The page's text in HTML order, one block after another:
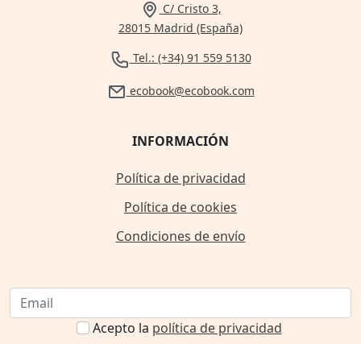
C/ Cristo 3,
28015 Madrid (España)
Tel.: (+34) 91 559 5130
ecobook@ecobook.com
INFORMACIÓN
Política de privacidad
Política de cookies
Condiciones de envío
Acepto la política de privacidad